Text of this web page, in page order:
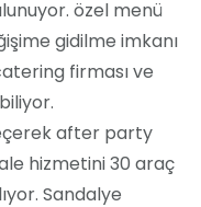
özel menü
gidilme imkanı
firması ve
after party
hizmetini 30 araç
Sandalye